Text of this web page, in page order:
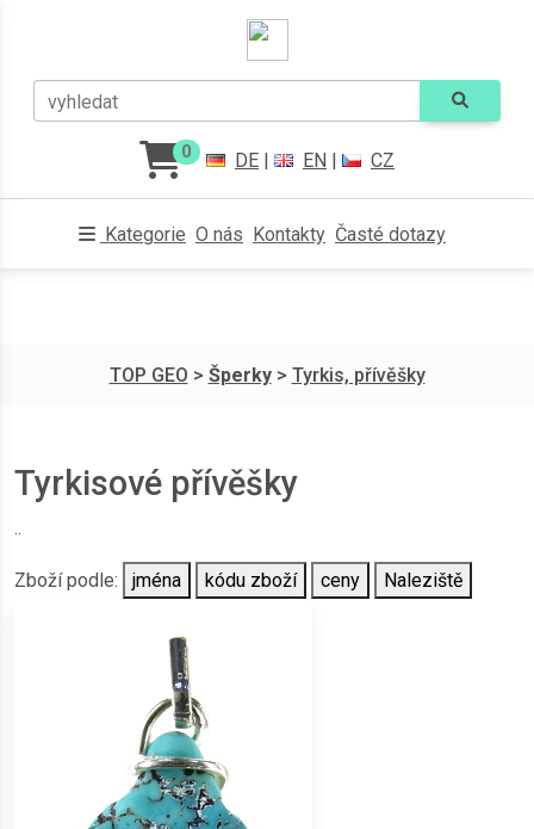
vyhledat
0 DE | EN | CZ
Kategorie O nás Kontakty Časté dotazy
TOP GEO > Šperky> Tyrkis, přívěšky
Tyrkisové přívěšky
..
Zboží podle: jména kódu zboží ceny Naleziště